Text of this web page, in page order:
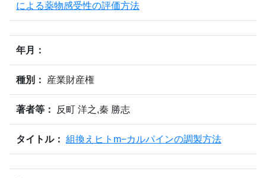
による薬物感受性の評価方法
年月：
種別： 産業財産権
著者等： 反町 洋之,秦 勝志
タイトル： 組換えヒトm−カルパインの調製方法